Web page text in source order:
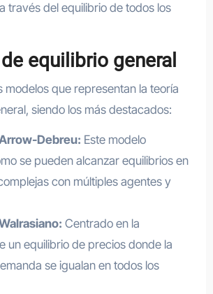
través del equilibrio de todos los
equilibrio general
modelos que representan la teoría
siendo los más destacados:
Debreu: Este modelo
se pueden alcanzar equilibrios en
con múltiples agentes y
Centrado en la
un equilibrio de precios donde la
se igualan en todos los